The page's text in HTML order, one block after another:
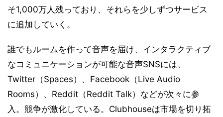
そ1,000万人残っており、それらを少しずつサービス
に追加していく。
誰でもルームを作って音声を届け、インタラクティブ
なコミュニケーションが可能な音声SNSには、
Twitter（Spaces）、Facebook（Live Audio
Rooms）、Reddit（Reddit Talk）などが次々に参
入。競争が激化している。Clubhouseは市場を切り拓